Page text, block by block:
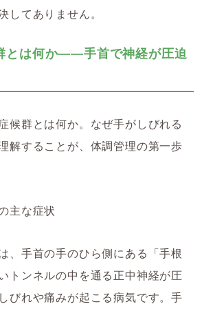
してありません。
とは何か――手首で神経が圧迫
候群とは何か。なぜ手がしびれる
解することが、体調管理の第一歩
主な症状
、手首の手のひら側にある「手根
トンネルの中を通る正中神経が圧
びれや痛みが起こる病気です。手